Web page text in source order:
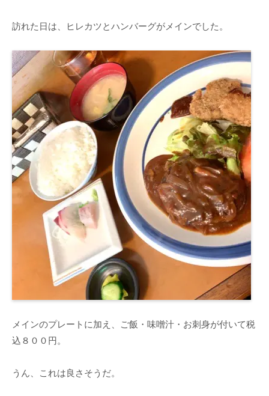
訪れた日は、ヒレカツとハンバーグがメインでした。
メインのプレートに加え、ご飯・味噌汁・お刺身が付いて税
込８００円。
うん、これは良さそうだ。